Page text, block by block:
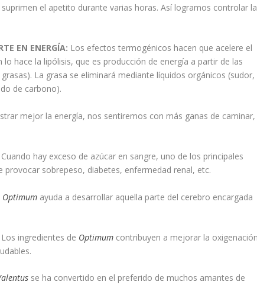
el apetito durante varias horas. Así logramos controlar la
EN ENERGÍA: Los efectos termogénicos hacen que acelere el
hace la lipólisis, que es producción de energía a partir de las
La grasa se eliminará mediante líquidos orgánicos (sudor,
de carbono).
mejor la energía, nos sentiremos con más ganas de caminar,
Cuando hay exceso de azúcar en sangre, uno de los principales
provocar sobrepeso, diabetes, enfermedad renal, etc.
Optimum ayuda a desarrollar aquella parte del cerebro encargada
Los ingredientes de Optimum contribuyen a mejorar la
se ha convertido en el preferido de muchos amantes de